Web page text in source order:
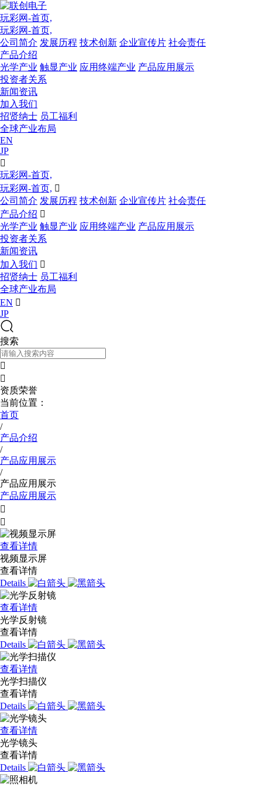
玩彩网-首页,
玩彩网-首页,
公司简介 发展历程 技术创新 企业宣传片 社会责任
产品介绍
光学产业 触显产业 应用终端产业 产品应用展示
投资者关系
新闻资讯
加入我们
招贤纳士 员工福利
全球产业布局
EN
JP

玩彩网-首页,
玩彩网-首页, 
公司简介 发展历程 技术创新 企业宣传片 社会责任
产品介绍 
光学产业 触显产业 应用终端产业 产品应用展示
投资者关系
新闻资讯
加入我们 
招贤纳士 员工福利
全球产业布局
EN 
JP
搜索


资质荣誉
当前位置：
首页
/
产品介绍
/
产品应用展示
/
产品应用展示
产品应用展示


查看详情
视频显示屏
查看详情
Details
查看详情
光学反射镜
查看详情
Details
查看详情
光学扫描仪
查看详情
Details
查看详情
光学镜头
查看详情
Details